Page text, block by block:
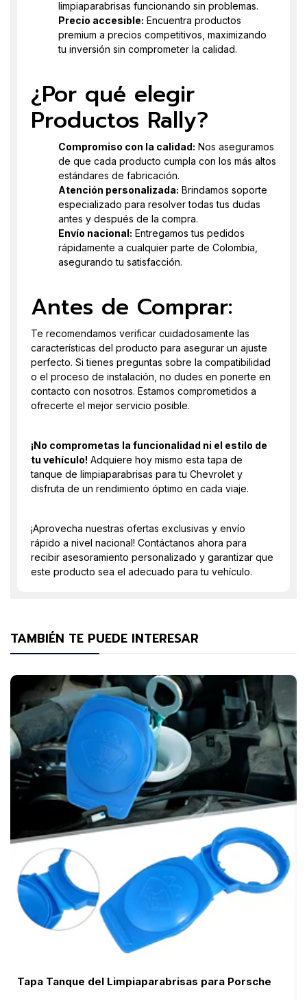
limpiaparabrisas funcionando sin problemas.
Precio accesible: Encuentra productos
premium a precios competitivos, maximizando
tu inversión sin comprometer la calidad.
¿Por qué elegir
Productos Rally?
Compromiso con la calidad: Nos aseguramos
de que cada producto cumpla con los más altos
estándares de fabricación.
Atención personalizada: Brindamos soporte
especializado para resolver todas tus dudas
antes y después de la compra.
Envío nacional: Entregamos tus pedidos
rápidamente a cualquier parte de Colombia,
asegurando tu satisfacción.
Antes de Comprar:
Te recomendamos verificar cuidadosamente las
características del producto para asegurar un ajuste
perfecto. Si tienes preguntas sobre la compatibilidad
o el proceso de instalación, no dudes en ponerte en
contacto con nosotros. Estamos comprometidos a
ofrecerte el mejor servicio posible.
¡No comprometas la funcionalidad ni el estilo de
tu vehículo! Adquiere hoy mismo esta tapa de
tanque de limpiaparabrisas para tu Chevrolet y
disfruta de un rendimiento óptimo en cada viaje.
¡Aprovecha nuestras ofertas exclusivas y envío
rápido a nivel nacional! Contáctanos ahora para
recibir asesoramiento personalizado y garantizar que
este producto sea el adecuado para tu vehículo.
TAMBIÉN TE PUEDE INTERESAR
Tapa Tanque del Limpiaparabrisas para Porsche